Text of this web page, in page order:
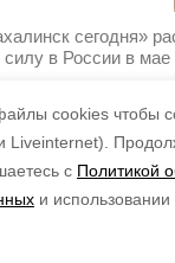
cookies чтобы
Liveinternet).
с Политикой
и
сегодня»
в России в мае